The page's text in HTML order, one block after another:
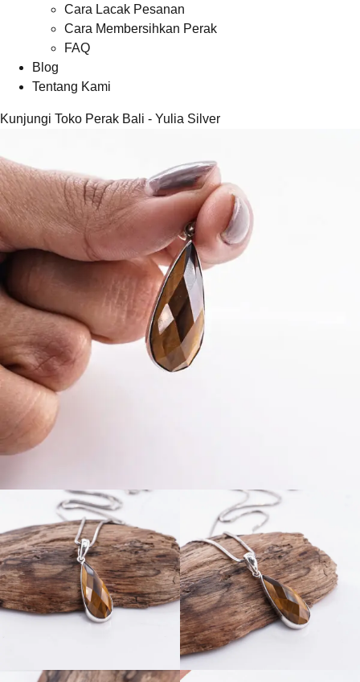
Cara Lacak Pesanan
Cara Membersihkan Perak
FAQ
Blog
Tentang Kami
Kunjungi Toko Perak Bali - Yulia Silver